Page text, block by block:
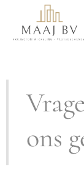
ons